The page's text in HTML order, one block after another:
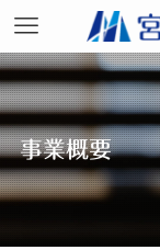
事業概要